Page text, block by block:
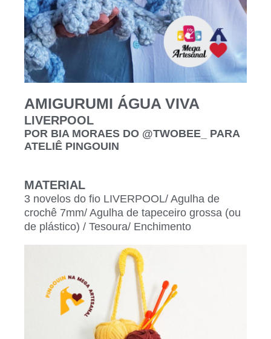
AMIGURUMI ÁGUA VIVA
LIVERPOOL
POR BIA MORAES DO @TWOBEE_ PARA
ATELIÊ PINGOUIN
MATERIAL
3 novelos do fio LIVERPOOL/ Agulha de
crochê 7mm/ Agulha de tapeceiro grossa (ou
de plástico) / Tesoura/ Enchimento